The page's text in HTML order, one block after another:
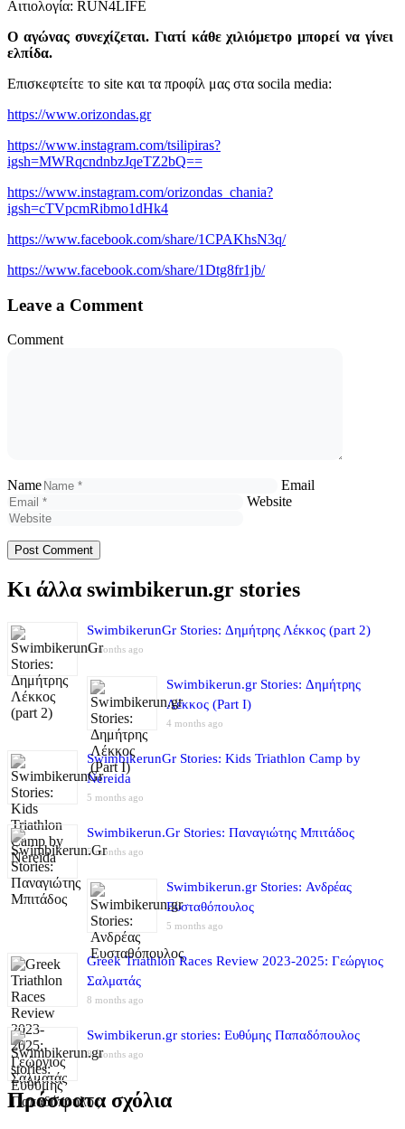
Αιτιολογία: RUN4LIFE
Ο αγώνας συνεχίζεται. Γιατί κάθε χιλιόμετρο μπορεί να γίνει
ελπίδα.
Επισκεφτείτε το site και τα προφίλ μας στα socila media:
https://www.orizondas.gr
https://www.instagram.com/tsilipiras?
igsh=MWRqcndnbzJqeTZ2bQ==
https://www.instagram.com/orizondas_chania?
igsh=cTVpcmRibmo1dHk4
https://www.facebook.com/share/1CPAKhsN3q/
https://www.facebook.com/share/1Dtg8fr1jb/
Leave a Comment
Comment
Name
Email
Website
Κι άλλα swimbikerun.gr stories
SwimbikerunGr Stories: Δημήτρης Λέκκος (part 2)
4 months ago
Swimbikerun.gr Stories: Δημήτρης
Λέκκος (Part I)
4 months ago
SwimbikerunGr Stories: Kids Triathlon Camp by
Nereida
5 months ago
Swimbikerun.Gr Stories: Παναγιώτης Μπιτάδος
5 months ago
Swimbikerun.gr Stories: Ανδρέας
Ευσταθόπουλος
5 months ago
Greek Triathlon Races Review 2023-2025: Γεώργιος
Σαλματάς
8 months ago
Swimbikerun.gr stories: Ευθύμης Παπαδόπουλος
8 months ago
Πρόσφατα σχόλια